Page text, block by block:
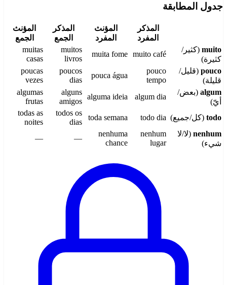
جدول المطابقة
المذكر
المفرد
المؤنث
المفرد
المذكر
الجمع
المؤنث
الجمع
muito (كثير/
كثيرة)
muito café
muita fome
muitos
livros
muitas
casas
pouco (قليل/
قليلة)
pouco
tempo
pouca água
poucos
dias
poucas
vezes
algum (بعض/
أيّ)
algum dia
alguma ideia
alguns
amigos
algumas
frutas
todo (كل/جميع) todo dia
toda semana
todos os
dias
todas as
noites
nenhum (لا/لا
شيء)
nenhum
lugar
nenhuma
chance
—
—